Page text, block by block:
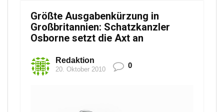
Größte Ausgabenkürzung in
Großbritannien: Schatzkanzler
Osborne setzt die Axt an
Redaktion
20. Oktober 2010 0